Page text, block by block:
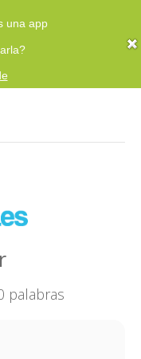
app
palabras